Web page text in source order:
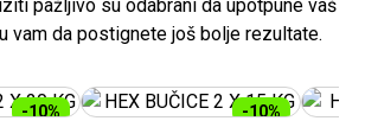
pažljivo su odabrani da upotpune vaš
vam da postignete još bolje rezultate.
-10% -10%